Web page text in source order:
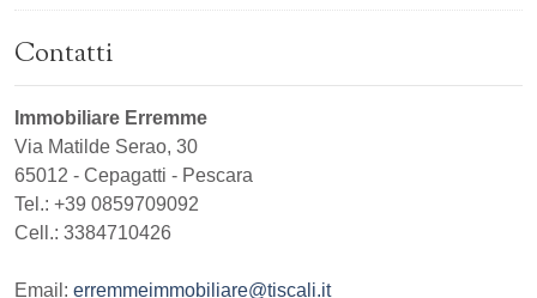
Contatti
Immobiliare Erremme
Via Matilde Serao, 30
65012 - Cepagatti - Pescara
Tel.: +39 0859709092
Cell.: 3384710426
Email: erremmeimmobiliare@tiscali.it